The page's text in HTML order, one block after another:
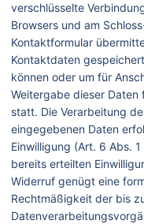
verschlüsselte
Browsers und am
Kontaktformular
Kontaktdaten
können oder um für
Weitergabe dieser Daten
statt. Die Verarbeitung
eingegebenen Daten
Einwilligung (Art. 6 Abs.
bereits erteilten
Widerruf genügt eine
Rechtmäßigkeit der bis